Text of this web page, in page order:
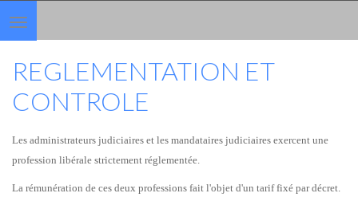
Toggle
navigation
REGLEMENTATION ET
CONTROLE
Les administrateurs judiciaires et les mandataires judiciaires exercent une
profession libérale strictement réglementée.
La rémunération de ces deux professions fait l'objet d'un tarif fixé par décret.